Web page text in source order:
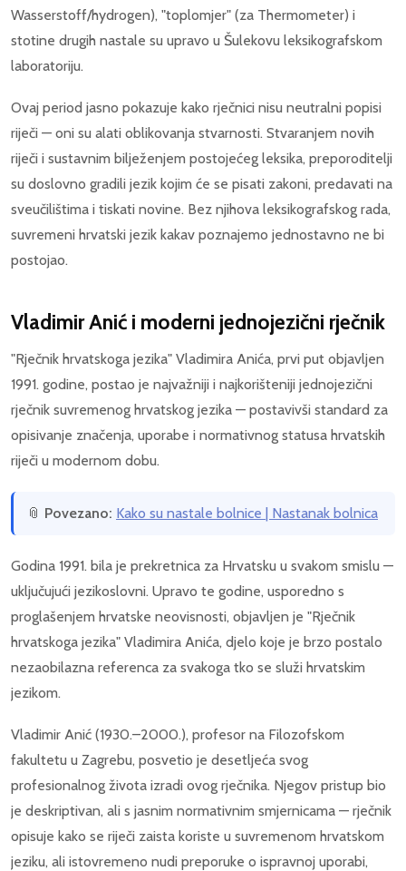
Wasserstoff/hydrogen), "toplomjer" (za Thermometer) i
stotine drugih nastale su upravo u Šulekovu leksikografskom
laboratoriju.
Ovaj period jasno pokazuje kako rječnici nisu neutralni popisi
riječi — oni su alati oblikovanja stvarnosti. Stvaranjem novih
riječi i sustavnim bilježenjem postojećeg leksika, preporoditelji
su doslovno gradili jezik kojim će se pisati zakoni, predavati na
sveučilištima i tiskati novine. Bez njihova leksikografskog rada,
suvremeni hrvatski jezik kakav poznajemo jednostavno ne bi
postojao.
Vladimir Anić i moderni jednojezični rječnik
"Rječnik hrvatskoga jezika" Vladimira Anića, prvi put objavljen
1991. godine, postao je najvažniji i najkorišteniji jednojezični
rječnik suvremenog hrvatskog jezika — postavivši standard za
opisivanje značenja, uporabe i normativnog statusa hrvatskih
riječi u modernom dobu.
📎 Povezano: Kako su nastale bolnice | Nastanak bolnica
Godina 1991. bila je prekretnica za Hrvatsku u svakom smislu —
uključujući jezikoslovni. Upravo te godine, usporedno s
proglašenjem hrvatske neovisnosti, objavljen je "Rječnik
hrvatskoga jezika" Vladimira Anića, djelo koje je brzo postalo
nezaobilazna referenca za svakoga tko se služi hrvatskim
jezikom.
Vladimir Anić (1930.–2000.), profesor na Filozofskom
fakultetu u Zagrebu, posvetio je desetljeća svog
profesionalnog života izradi ovog rječnika. Njegov pristup bio
je deskriptivan, ali s jasnim normativnim smjernicama — rječnik
opisuje kako se riječi zaista koriste u suvremenom hrvatskom
jeziku, ali istovremeno nudi preporuke o ispravnoj uporabi,